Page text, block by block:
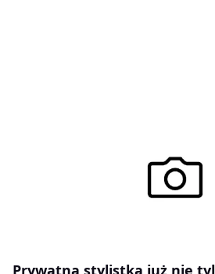
Prywatna stylistka już nie